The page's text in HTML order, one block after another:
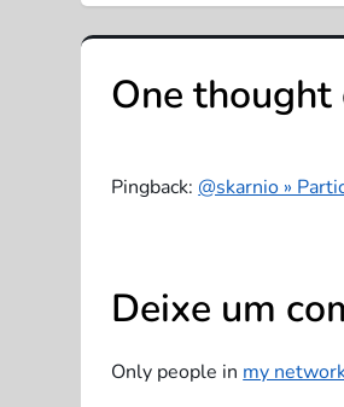
e
g
ç
o
d
One thought
Pingback: @skarnio »
Deixe um
Only people in my